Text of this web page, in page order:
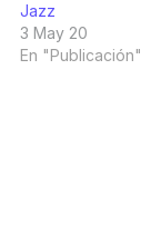
Jazz
3 May 20
En "Publicación"